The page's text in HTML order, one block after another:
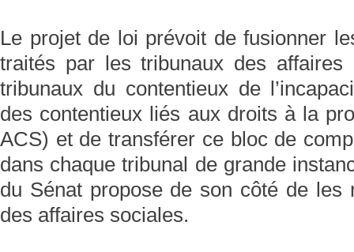
Le projet de loi prévoit de fusionner
traités par les tribunaux des
tribunaux du contentieux de
des contentieux liés aux droits à la
ACS) et de transférer ce bloc de
dans chaque tribunal de grande
du Sénat propose de son côté de les
des affaires sociales.